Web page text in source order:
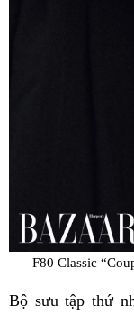
F80 Classic
Bộ sưu tập thứ